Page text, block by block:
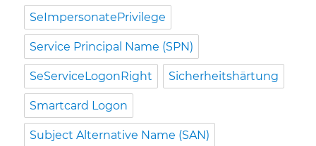
SeImpersonatePrivilege
Service Principal Name (SPN)
SeServiceLogonRight Sicherheitshärtung
Smartcard Logon
Subject Alternative Name (SAN)